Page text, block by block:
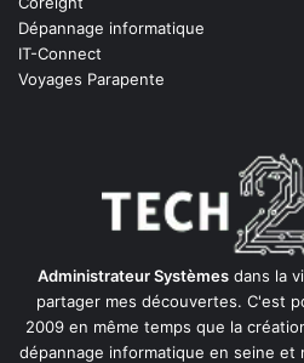
Dépannage informatique
IT-Connect
Voyages Parapente
Administrateur Systèmes dans la
partager mes découvertes. C'est
2009 en même temps que la
dépannage informatique en seine et